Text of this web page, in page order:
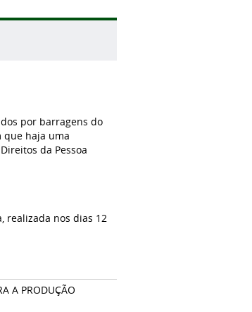
por barragens do
que haja uma
da Pessoa
realizada nos dias 12
A PRODUÇÃO